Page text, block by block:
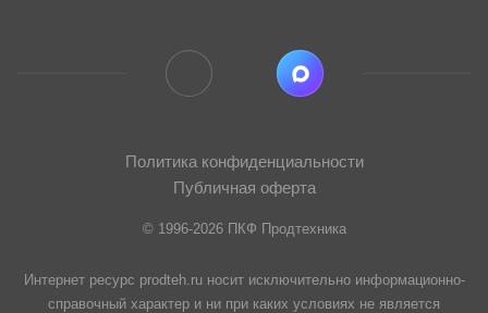
Политика конфиденциальности
Публичная оферта
© 1996-2026 ПКФ Продтехника
Интернет ресурс prodteh.ru носит исключительно информационно-
справочный характер и ни при каких условиях не является